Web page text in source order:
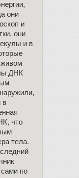
они
и
они
и в
ДНК
в
что
тела.
по